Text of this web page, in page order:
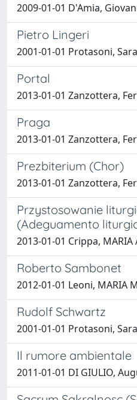
2009-01-01 D'Amia,
Pietro Lingeri
2001-01-01 Protasoni, Sara
Portal
2013-01-01 Zanzottera,
Praga
2013-01-01 Zanzottera,
Prezbiterium (Chor)
2013-01-01 Zanzottera,
Przystosowanie
(Adeguamento
2013-01-01 Crippa, MARIA
Roberto Sambonet
2012-01-01 Leoni, MARIA
Rudolf Schwartz
2001-01-01 Protasoni, Sara
Il rumore ambientale
2011-01-01 DI GIULIO,